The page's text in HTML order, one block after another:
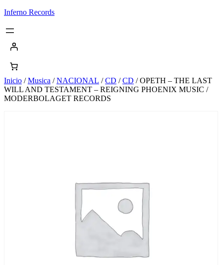
Saltar
contenido
Inferno Records
Inicio /Musica /NACIONAL /CD /CD / OPETH – THE LAST
WILL AND TESTAMENT – REIGNING PHOENIX MUSIC /
MODERBOLAGET RECORDS